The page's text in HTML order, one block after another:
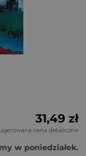
31,49 zł
cena detaliczna
w poniedziałek.